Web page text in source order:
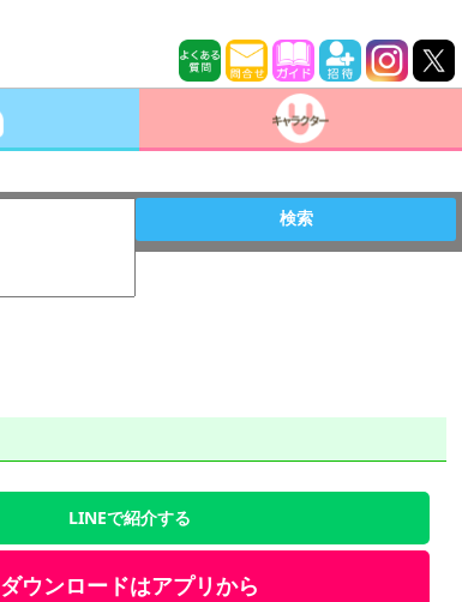
検索
LINEで紹介する
ダウンロードはアプリから